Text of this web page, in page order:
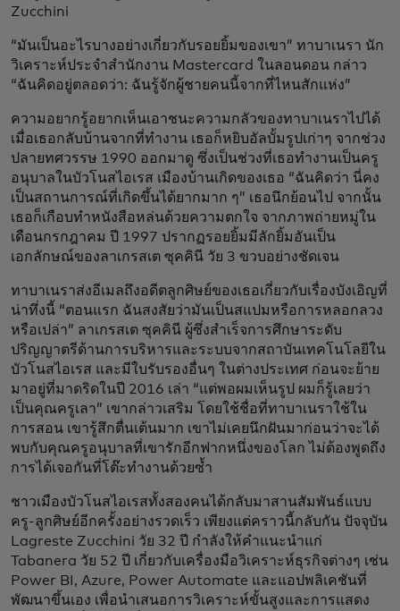
Zucchini
“มันเป็นอะไรบางอย่างเกี่ยวกับรอยยิ้มของเขา” ทาบาเนรา นัก
วิเคราะห์ประจำสำนักงาน Mastercard ในลอนดอน กล่าว
“ฉันคิดอยู่ตลอดว่า: ฉันรู้จักผู้ชายคนนี้จากที่ไหนสักแห่ง”
ความอยากรู้อยากเห็นเอาชนะความกลัวของทาบาเนราไปได้
เมื่อเธอกลับบ้านจากที่ทำงาน เธอก็หยิบอัลบั้มรูปเก่าๆ จากช่วง
ปลายทศวรรษ 1990 ออกมาดู ซึ่งเป็นช่วงที่เธอทำงานเป็นครู
อนุบาลในบัวโนสไอเรส เมืองบ้านเกิดของเธอ “ฉันคิดว่า นี่คง
เป็นสถานการณ์ที่เกิดขึ้นได้ยากมาก ๆ” เธอนึกย้อนไป จากนั้น
เธอก็เกือบทำหนังสือหล่นด้วยความตกใจ จากภาพถ่ายหมู่ใน
เดือนกรกฎาคม ปี 1997 ปรากฏรอยยิ้มมีลักยิ้มอันเป็น
เอกลักษณ์ของลาเกรสเต ซุคคินี วัย 3 ขวบอย่างชัดเจน
ทาบาเนราส่งอีเมลถึงอดีตลูกศิษย์ของเธอเกี่ยวกับเรื่องบังเอิญที่
น่าทึ่งนี้ “ตอนแรก ฉันสงสัยว่ามันเป็นสแปมหรือการหลอกลวง
หรือเปล่า” ลาเกรสเต ซุคคินี ผู้ซึ่งสำเร็จการศึกษาระดับ
ปริญญาตรีด้านการบริหารและระบบจากสถาบันเทคโนโลยีใน
บัวโนสไอเรส และมีใบรับรองอื่นๆ ในต่างประเทศ ก่อนจะย้าย
มาอยู่ที่มาดริดในปี 2016 เล่า “แต่พอผมเห็นรูป ผมก็รู้เลยว่า
เป็นคุณครูเลา” เขากล่าวเสริม โดยใช้ชื่อที่ทาบาเนราใช้ใน
การสอน เขารู้สึกตื่นเต้นมาก เขาไม่เคยนึกฝันมาก่อนว่าจะได้
พบกับคุณครูอนุบาลที่เขารักอีกฟากหนึ่งของโลก ไม่ต้องพูดถึง
การได้เจอกันที่โต๊ะทำงานด้วยซ้ำ
ชาวเมืองบัวโนสไอเรสทั้งสองคนได้กลับมาสานสัมพันธ์แบบ
ครู-ลูกศิษย์อีกครั้งอย่างรวดเร็ว เพียงแต่คราวนี้กลับกัน ปัจจุบัน
Lagreste Zucchini วัย 32 ปี กำลังให้คำแนะนำแก่
Tabanera วัย 52 ปี เกี่ยวกับเครื่องมือวิเคราะห์ธุรกิจต่างๆ เช่น
Power BI, Azure, Power Automate และแอปพลิเคชันที่
พัฒนาขึ้นเอง เพื่อนำเสนอการวิเคราะห์ขั้นสูงและการแสดง